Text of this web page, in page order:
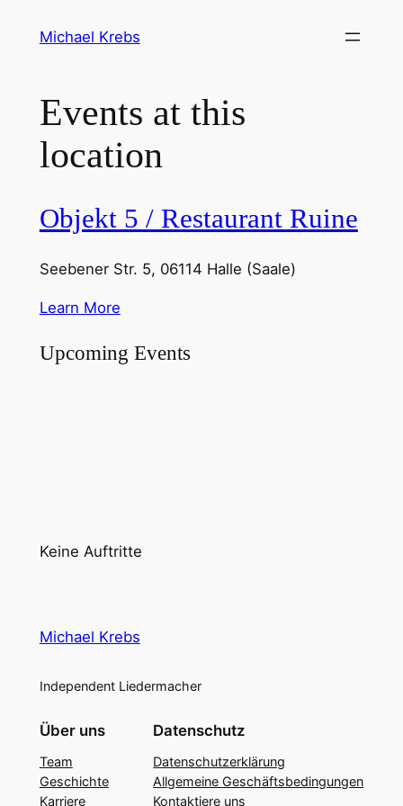
Michael Krebs
Events at this
location
Objekt 5 / Restaurant Ruine
Seebener Str. 5, 06114 Halle (Saale)
Learn More
Upcoming Events
Keine Auftritte
Michael Krebs
Independent Liedermacher
Über uns
Team
Geschichte
Karriere
Datenschutz
Datenschutzerklärung
Allgemeine Geschäftsbedingungen
Kontaktiere uns